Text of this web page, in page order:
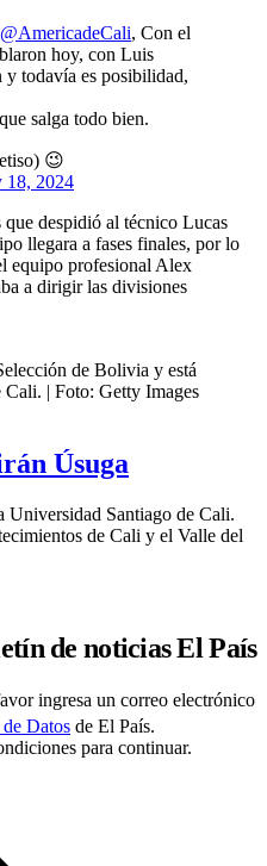
@AmericadeCali, Con el
hoy, con Luis
y todavía es posibilidad,
salga todo bien.
😉
18, 2024
despidió al técnico Lucas
llegara a fases finales, por lo
equipo profesional Alex
a dirigir las divisiones
de Bolivia y está
Cali. | Foto: Getty Images
Úsuga
Universidad Santiago de Cali.
de Cali y el Valle del
de noticias El País
ingresa un correo electrónico
Datos de El País.
para continuar.